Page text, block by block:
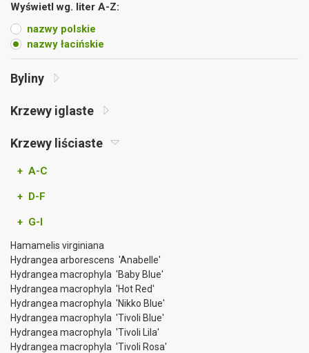
Wyświetl wg. liter A-Z:
nazwy polskie
nazwy łacińskie
Byliny
Krzewy iglaste
Krzewy liściaste
+ A-C
+ D-F
+ G-I
Hamamelis virginiana
Hydrangea arborescens 'Anabelle'
Hydrangea macrophyla 'Baby Blue'
Hydrangea macrophyla 'Hot Red'
Hydrangea macrophyla 'Nikko Blue'
Hydrangea macrophyla 'Tivoli Blue'
Hydrangea macrophyla 'Tivoli Lila'
Hydrangea macrophyla 'Tivoli Rosa'